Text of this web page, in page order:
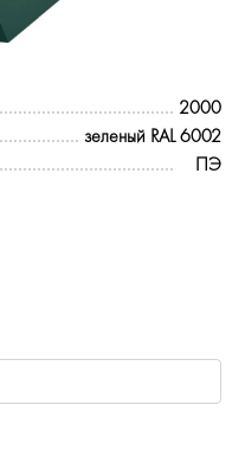
2000
зеленый RAL 6002
ПЭ